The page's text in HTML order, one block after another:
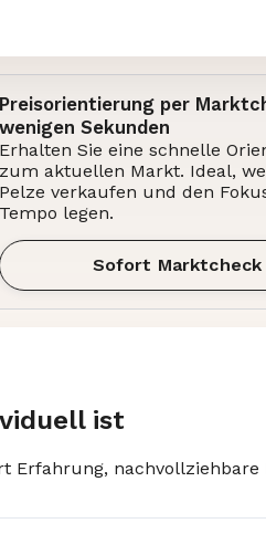
Preisorientierung per
wenigen Sekunden
Erhalten Sie eine schnelle
zum aktuellen Markt. Ideal,
Pelze verkaufen und den
Tempo legen.
Sofort Marktcheck
ist
Erfahrung, nachvollziehbare